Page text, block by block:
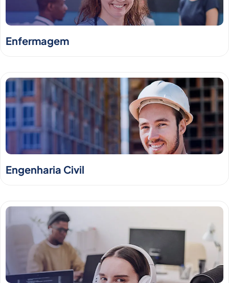
Enfermagem
Engenharia Civil